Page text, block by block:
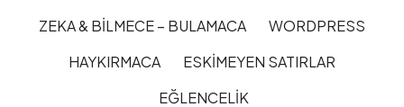
ZEKA & BILMECE – BULAMACA
WORDPRESS
HAYKIRMACA
ESKIMEYEN SATIRLAR
EĞLENCELIK